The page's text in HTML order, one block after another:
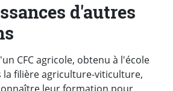
d'autres
CFC agricole, obtenu à l'école
la filière agriculture-viticulture,
leur formation pour